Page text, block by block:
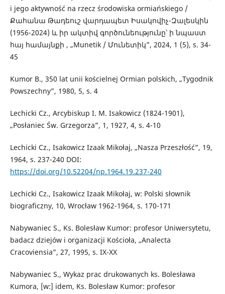
i jego aktywność na rzecz środowiska ormiańskiego /
Քահանա Թադեուշ վարդապետ Իսակովիչ-Զալեսկին
(1956-2024) և իր ակտիվ գործունեությունը՝ ի նպաստ
հայ համայնքի , „Munetik / Մունետիկ”, 2024, 1 (5), s. 34-
45
Kumor B., 350 lat unii kościelnej Ormian polskich, „Tygodnik
Powszechny”, 1980, 5, s. 4
Lechicki Cz., Arcybiskup I. M. Isakowicz (1824-1901),
„Posłaniec Św. Grzegorza”, 1, 1927, 4, s. 4-10
Lechicki Cz., Isakowicz Izaak Mikołaj, „Nasza Przeszłość”, 19,
1964, s. 237-240 DOI:
https://doi.org/10.52204/np.1964.19.237-240
Lechicki Cz., Isakowicz Izaak Mikołaj, w: Polski słownik
biograficzny, 10, Wrocław 1962-1964, s. 170-171
Nabywaniec S., Ks. Bolesław Kumor: profesor Uniwersytetu,
badacz dziejów i organizacji Kościoła, „Analecta
Cracoviensia”, 27, 1995, s. IX-XX
Nabywaniec S., Wykaz prac drukowanych ks. Bolesława
Kumora, [w:] idem, Ks. Bolesław Kumor: profesor